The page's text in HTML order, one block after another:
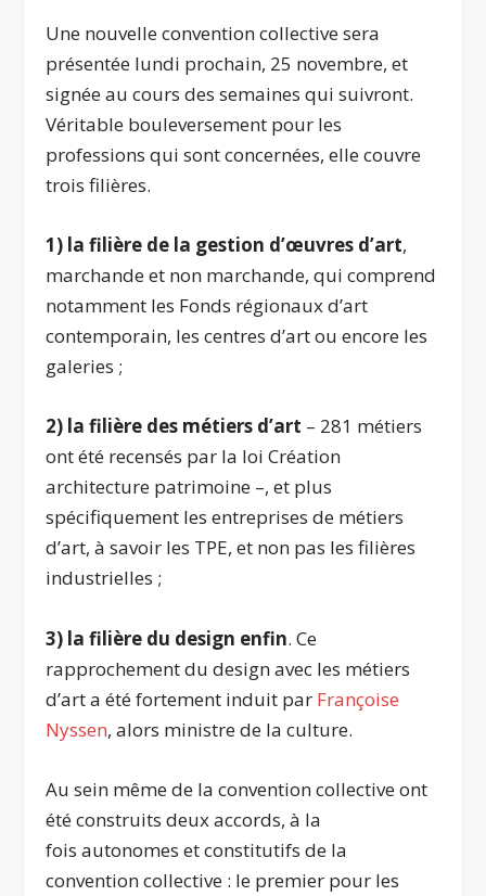
Une nouvelle convention collective sera
présentée lundi prochain, 25 novembre, et
signée au cours des semaines qui suivront.
Véritable bouleversement pour les
professions qui sont concernées, elle couvre
trois filières.
1) la filière de la gestion d’œuvres d’art,
marchande et non marchande, qui comprend
notamment les Fonds régionaux d’art
contemporain, les centres d’art ou encore les
galeries ;
2) la filière des métiers d’art – 281 métiers
ont été recensés par la loi Création
architecture patrimoine –, et plus
spécifiquement les entreprises de métiers
d’art, à savoir les TPE, et non pas les filières
industrielles ;
3) la filière du design enfin. Ce
rapprochement du design avec les métiers
d’art a été fortement induit par Françoise
Nyssen, alors ministre de la culture.
Au sein même de la convention collective ont
été construits deux accords, à la
fois autonomes et constitutifs de la
convention collective : le premier pour les